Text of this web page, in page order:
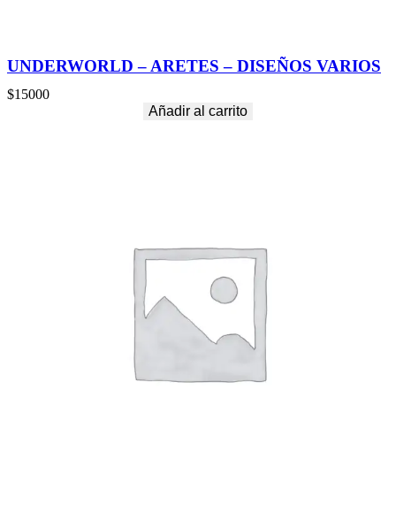
UNDERWORLD – ARETES – DISEÑOS VARIOS
$15000
Añadir al carrito